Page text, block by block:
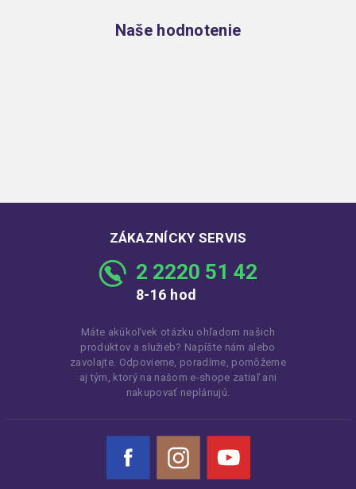
Naše hodnotenie
ZÁKAZNÍCKY SERVIS
2 2220 51 42
8-16 hod
Máte akúkoľvek otázku ohľadom našich
produktov a služieb? Napíšte nám alebo
zavolajte. Odpovieme, poradíme, pomôžeme
aj tým, ktorý na našom e-shope zatiaľ ani
nakupovať neplánujú.
Facebook Instagram YouTube